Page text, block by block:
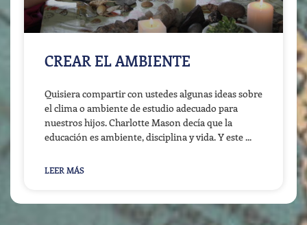
CREAR EL AMBIENTE
Quisiera compartir con ustedes algunas ideas sobre
el clima o ambiente de estudio adecuado para
nuestros hijos. Charlotte Mason decía que la
educación es ambiente, disciplina y vida. Y este
LEER MÁS